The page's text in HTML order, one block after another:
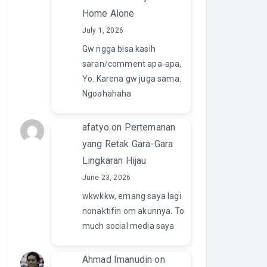
Home Alone
July 1, 2026
Gw ngga bisa kasih
saran/comment apa-apa,
Yo. Karena gw juga sama.
Ngoahahaha
afatyo on Pertemanan
yang Retak Gara-Gara
Lingkaran Hijau
June 23, 2026
wkwkkw, emang saya lagi
nonaktifin om akunnya. To
much social media saya
Ahmad Imanudin on